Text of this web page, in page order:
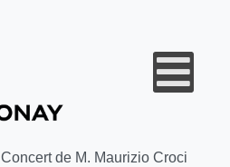
Concert de M. Maurizio Croci